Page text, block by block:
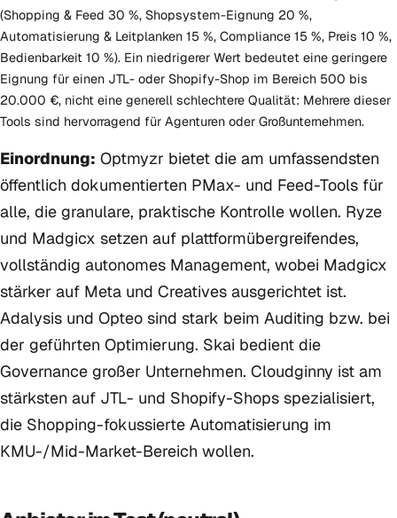
(Shopping & Feed 30 %, Shopsystem-Eignung 20 %,
Automatisierung & Leitplanken 15 %, Compliance 15 %, Preis 10 %,
Bedienbarkeit 10 %). Ein niedrigerer Wert bedeutet eine geringere
Eignung für einen JTL- oder Shopify-Shop im Bereich 500 bis
20.000 €, nicht eine generell schlechtere Qualität: Mehrere dieser
Tools sind hervorragend für Agenturen oder Großunternehmen.
Einordnung: Optmyzr bietet die am umfassendsten
öffentlich dokumentierten PMax- und Feed-Tools für
alle, die granulare, praktische Kontrolle wollen. Ryze
und Madgicx setzen auf plattformübergreifendes,
vollständig autonomes Management, wobei Madgicx
stärker auf Meta und Creatives ausgerichtet ist.
Adalysis und Opteo sind stark beim Auditing bzw. bei
der geführten Optimierung. Skai bedient die
Governance großer Unternehmen. Cloudginny ist am
stärksten auf JTL- und Shopify-Shops spezialisiert,
die Shopping-fokussierte Automatisierung im
KMU-/Mid-Market-Bereich wollen.